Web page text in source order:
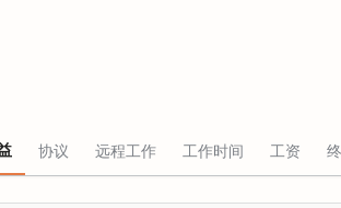
协议 远程工作 工作时间 工资